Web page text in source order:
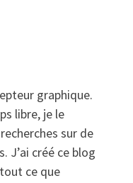
graphique.
libre, je le
sur de
J’ai créé ce blog
ce que